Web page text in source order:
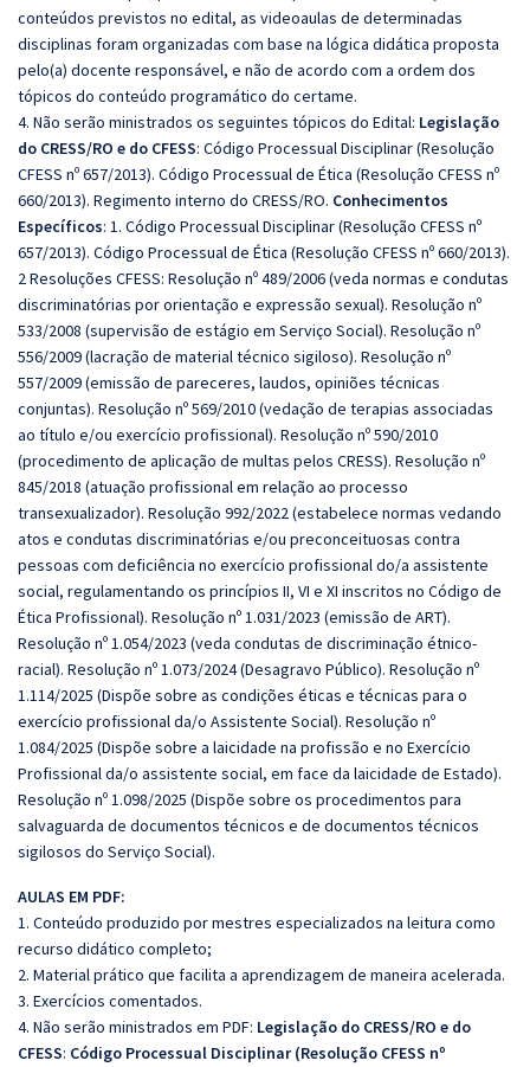
conteúdos previstos no edital, as videoaulas de determinadas
disciplinas foram organizadas com base na lógica didática proposta
pelo(a) docente responsável, e não de acordo com a ordem dos
tópicos do conteúdo programático do certame.
4. Não serão ministrados os seguintes tópicos do Edital: Legislação
do CRESS/RO e do CFESS: Código Processual Disciplinar (Resolução
CFESS nº 657/2013). Código Processual de Ética (Resolução CFESS nº
660/2013). Regimento interno do CRESS/RO. Conhecimentos
Específicos: 1. Código Processual Disciplinar (Resolução CFESS nº
657/2013). Código Processual de Ética (Resolução CFESS nº 660/2013).
2 Resoluções CFESS: Resolução nº 489/2006 (veda normas e condutas
discriminatórias por orientação e expressão sexual). Resolução nº
533/2008 (supervisão de estágio em Serviço Social). Resolução nº
556/2009 (lacração de material técnico sigiloso). Resolução nº
557/2009 (emissão de pareceres, laudos, opiniões técnicas
conjuntas). Resolução nº 569/2010 (vedação de terapias associadas
ao título e/ou exercício profissional). Resolução nº 590/2010
(procedimento de aplicação de multas pelos CRESS). Resolução nº
845/2018 (atuação profissional em relação ao processo
transexualizador). Resolução 992/2022 (estabelece normas vedando
atos e condutas discriminatórias e/ou preconceituosas contra
pessoas com deficiência no exercício profissional do/a assistente
social, regulamentando os princípios II, VI e XI inscritos no Código de
Ética Profissional). Resolução nº 1.031/2023 (emissão de ART).
Resolução nº 1.054/2023 (veda condutas de discriminação étnico-
racial). Resolução nº 1.073/2024 (Desagravo Público). Resolução nº
1.114/2025 (Dispõe sobre as condições éticas e técnicas para o
exercício profissional da/o Assistente Social). Resolução nº
1.084/2025 (Dispõe sobre a laicidade na profissão e no Exercício
Profissional da/o assistente social, em face da laicidade de Estado).
Resolução nº 1.098/2025 (Dispõe sobre os procedimentos para
salvaguarda de documentos técnicos e de documentos técnicos
sigilosos do Serviço Social).
AULAS EM PDF:
1. Conteúdo produzido por mestres especializados na leitura como
recurso didático completo;
2. Material prático que facilita a aprendizagem de maneira acelerada.
3. Exercícios comentados.
4. Não serão ministrados em PDF: Legislação do CRESS/RO e do
CFESS: Código Processual Disciplinar (Resolução CFESS nº